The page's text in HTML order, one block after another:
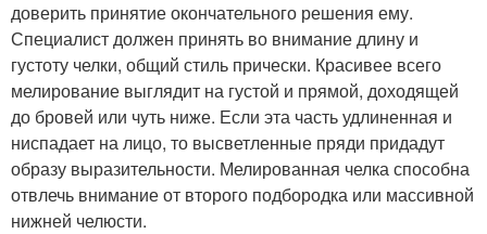
доверить принятие окончательного решения ему.
Специалист должен принять во внимание длину и
густоту челки, общий стиль прически. Красивее всего
мелирование выглядит на густой и прямой, доходящей
до бровей или чуть ниже. Если эта часть удлиненная и
ниспадает на лицо, то высветленные пряди придадут
образу выразительности. Мелированная челка способна
отвлечь внимание от второго подбородка или массивной
нижней челюсти.